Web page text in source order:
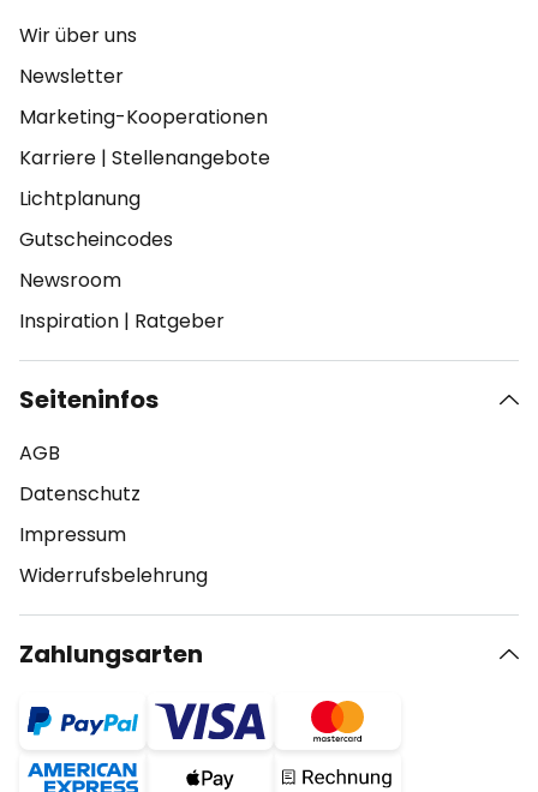
Wir über uns
Newsletter
Marketing-Kooperationen
Karriere | Stellenangebote
Lichtplanung
Gutscheincodes
Newsroom
Inspiration | Ratgeber
Seiteninfos
AGB
Datenschutz
Impressum
Widerrufsbelehrung
Zahlungsarten